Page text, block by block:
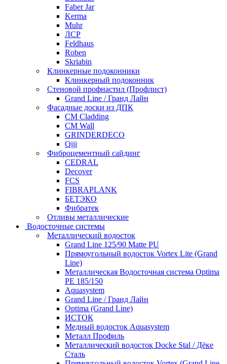
Faber Jar
Kerma
Muhr
ЛСР
Feldhaus
Roben
Skriabin
Клинкерные подоконники
Клинкерный подоконник
Стеновой профнастил (Профлист)
Grand Line / Гранд Лайн
Фасадные доски из ДПК
CM Cladding
CM Wall
GRINDERDECO
Qiji
Фиброцементный сайдинг
CEDRAL
Decover
FCS
FIBRAPLANK
БЕТЭКО
Фибратек
Отливы металлические
Водосточные системы
Металлический водосток
Grand Line 125/90 Matte PU
Прямоугольный водосток Vortex Lite (Grand
Line)
Металлическая Водосточная система Optima
PE 185/150
Aquasystem
Grand Line / Гранд Лайн
Optima (Grand Line)
ИСТОК
Медный водосток Aquasystem
Металл Профиль
Металлический водосток Docke Stal / Дёке
Сталь